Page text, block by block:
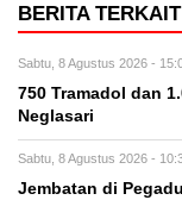
BERITA TERKAIT
Sabtu, 8 Agustus 2026 -
750 Tramadol dan
Neglasari
Sabtu, 8 Agustus 2026 -
Jembatan di